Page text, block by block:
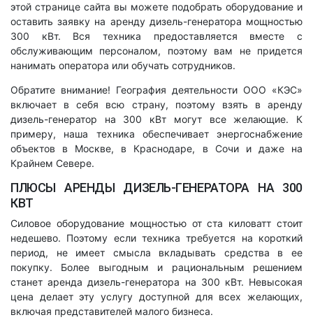
этой странице сайта вы можете подобрать оборудование и
оставить заявку на аренду дизель-генератора мощностью
300 кВт. Вся техника предоставляется вместе с
обслуживающим персоналом, поэтому вам не придется
нанимать оператора или обучать сотрудников.
Обратите внимание! География деятельности ООО «КЭС»
включает в себя всю страну, поэтому взять в аренду
дизель-генератор на 300 кВт могут все желающие. К
примеру, наша техника обеспечивает энергоснабжение
объектов в Москве, в Краснодаре, в Сочи и даже на
Крайнем Севере.
ПЛЮСЫ АРЕНДЫ ДИЗЕЛЬ-ГЕНЕРАТОРА НА 300
КВТ
Силовое оборудование мощностью от ста киловатт стоит
недешево. Поэтому если техника требуется на короткий
период, не имеет смысла вкладывать средства в ее
покупку. Более выгодным и рациональным решением
станет аренда дизель-генератора на 300 кВт. Невысокая
цена делает эту услугу доступной для всех желающих,
включая представителей малого бизнеса.